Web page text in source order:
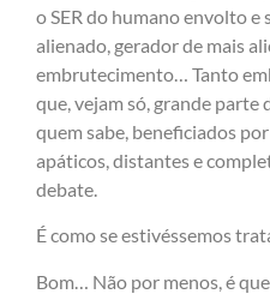
o SER do humano envolto
alienado, gerador de mais
embrutecimento… Tanto
que, vejam só, grande parte
quem sabe, beneficiados
apáticos, distantes e
debate.
É como se estivéssemos
Bom… Não por menos, é